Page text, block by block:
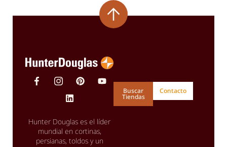
Hunter Douglas es el líder
mundial en cortinas,
persianas, toldos y un
Buscar
Tiendas
Contacto